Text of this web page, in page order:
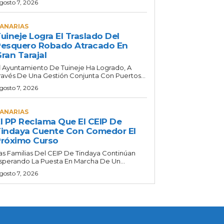
7, 2026
Logra El Traslado Del
Robado Atracado En
Tarajal
Ayuntamiento De Tuineje Ha Logrado, A
De Una Gestión Conjunta Con Puertos...
7, 2026
PP Reclama Que El CEIP De
Cuente Con Comedor El
Curso
Familias Del CEIP De Tindaya Continúan
La Puesta En Marcha De Un...
7, 2026